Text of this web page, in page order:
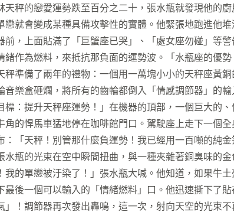
天秤的戀愛運勢跌至百分之二十，張水瓶就發現他的
戀就會變成某種具備攻擊性的實體。他緊張地跑進他
前，上面貼滿了「巨蟹座已哭」、「處女座勿碰」等
緒作為燃料，來抵抗那負面的運勢波。「水瓶座的優
秤準備了兩年的禮物：一個用一萬塊小小的天秤座黃
音樂盒砸爛，將所有的齒輪都倒入「情感調節器」的
標：提升天秤座運勢！」在機器的頂部，一個巨大的
角的悍馬車猛地停在咖啡館門口。駕駛座上走下一
：「天秤！別管那什麼負運勢！我已經用一百噸的純
水瓶的光束在空中瞬間扭曲，與一種夾雜著銅臭味的
我的單戀被汙染了！」張水瓶大喊。他知道，如果牛
最後一個可以輸入的「情緒燃料」口。他迅速撕下了
」！調節器再次發出轟鳴，這一次，射向天空的光束